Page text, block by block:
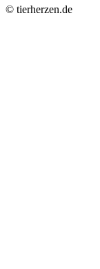
© tierherzen.de